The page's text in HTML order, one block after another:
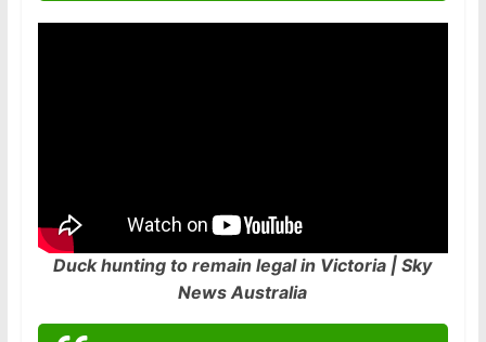
Duck hunting to remain legal in Victoria | Sky
News Australia